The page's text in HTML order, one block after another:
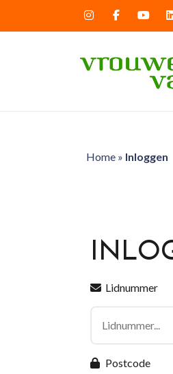
Home» Inloggen
Lidnummer
Postcode